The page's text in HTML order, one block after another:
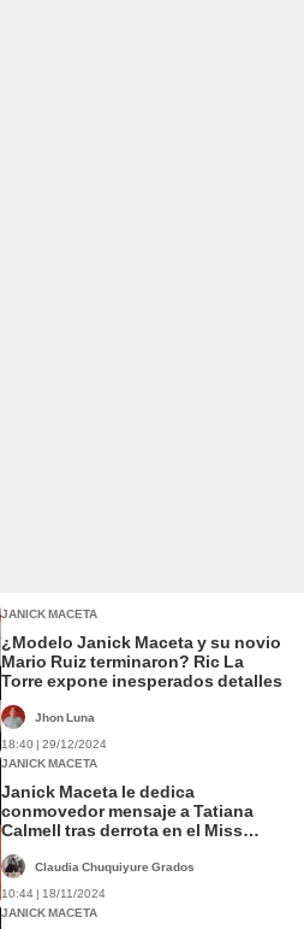
JANICK MACETA
¿Modelo Janick Maceta y su novio
Mario Ruiz terminaron? Ric La
Torre expone inesperados detalles
Jhon Luna
18:40 | 29/12/2024
JANICK MACETA
Janick Maceta le dedica
conmovedor mensaje a Tatiana
Calmell tras derrota en el Miss
Claudia Chuquiyure Grados
10:44 | 18/11/2024
JANICK MACETA